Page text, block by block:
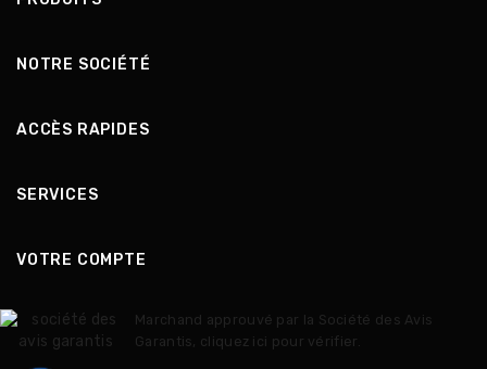
NOTRE SOCIÉTÉ
ACCÈS RAPIDES
SERVICES
VOTRE COMPTE
Marchand approuvé par la Société des Avis
Garantis, cliquez ici pour vérifier.